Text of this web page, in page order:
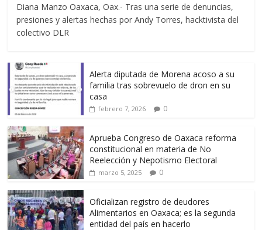
Diana Manzo Oaxaca, Oax.- Tras una serie de denuncias,
presiones y alertas hechas por Andy Torres, hacktivista del
colectivo DLR
Alerta diputada de Morena acoso a su
familia tras sobrevuelo de dron en su
casa
febrero 7, 2026 0
Aprueba Congreso de Oaxaca reforma
constitucional en materia de No
Reelección y Nepotismo Electoral
marzo 5, 2025 0
Oficializan registro de deudores
Alimentarios en Oaxaca; es la segunda
entidad del país en hacerlo